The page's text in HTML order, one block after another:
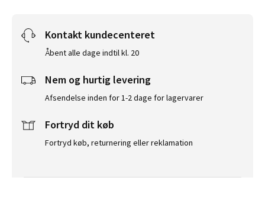
Kontakt kundecenteret
Åbent alle dage indtil kl. 20
Nem og hurtig levering
Afsendelse inden for 1-2 dage for lagervarer
Fortryd dit køb
Fortryd køb, returnering eller reklamation